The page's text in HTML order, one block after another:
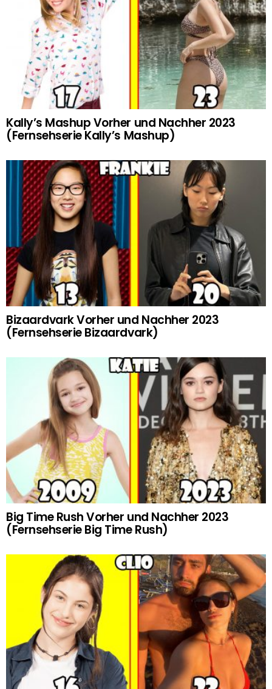
Kally’s Mashup Vorher und Nachher 2023
(Fernsehserie Kally’s Mashup)
Bizaardvark Vorher und Nachher 2023
(Fernsehserie Bizaardvark)
Big Time Rush Vorher und Nachher 2023
(Fernsehserie Big Time Rush)